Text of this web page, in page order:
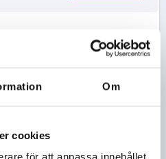
Om
cookies
för att anpassa innehållet
D2=12H7, ST.3,